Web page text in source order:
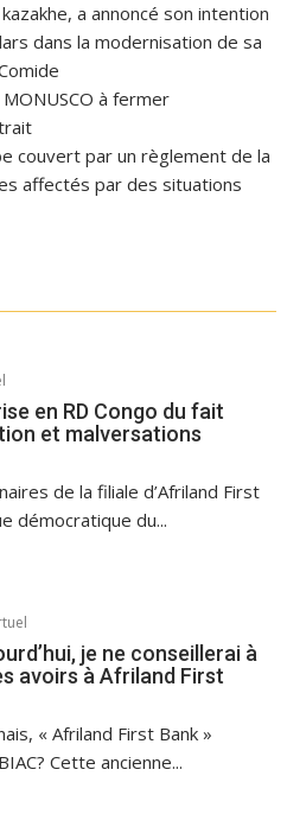
a annoncé son intention
dans la modernisation de sa
à fermer
couvert par un règlement de la
affectés par des situations
en RD Congo du fait
et malversations
de la filiale d’Afriland First
démocratique du...
je ne conseillerai à
avoirs à Afriland First
« Afriland First Bank »
Cette ancienne...